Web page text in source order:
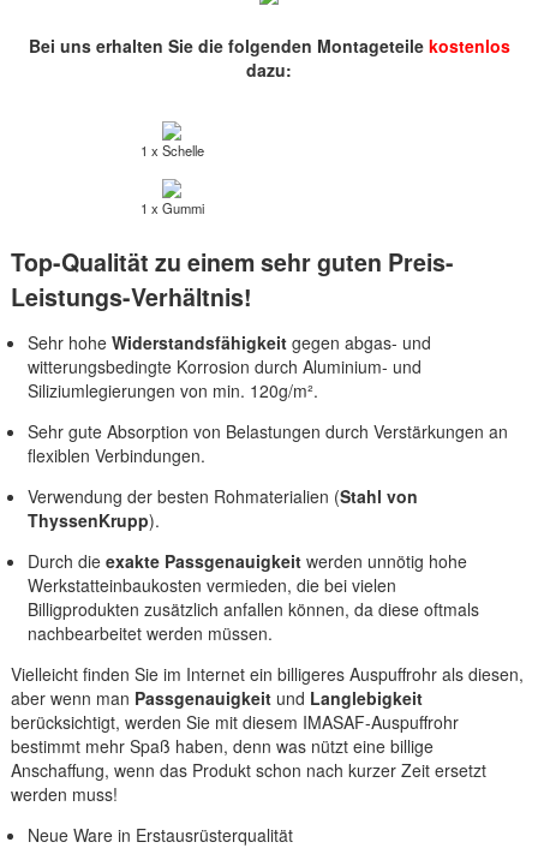
Bei uns erhalten Sie die folgenden Montageteile kostenlos
dazu:
1 x Schelle
1 x Gummi
Top-Qualität zu einem sehr guten Preis-
Leistungs-Verhältnis!
Sehr hohe Widerstandsfähigkeit gegen abgas- und
witterungsbedingte Korrosion durch Aluminium- und
Siliziumlegierungen von min. 120g/m².
Sehr gute Absorption von Belastungen durch Verstärkungen an
flexiblen Verbindungen.
Verwendung der besten Rohmaterialien (Stahl von
ThyssenKrupp).
Durch dieexakte Passgenauigkeitwerden unnötig hohe
Werkstatteinbaukosten vermieden, die bei vielen
Billigprodukten zusätzlich anfallen können, da diese oftmals
nachbearbeitet werden müssen.
Vielleicht finden Sie im Internet ein billigeres Auspuffrohr als diesen,
aber wenn man Passgenauigkeit und Langlebigkeit
berücksichtigt, werden Sie mit diesem IMASAF-Auspuffrohr
bestimmt mehr Spaß haben, denn was nützt eine billige
Anschaffung, wenn das Produkt schon nach kurzer Zeit ersetzt
werden muss!
Neue Ware in Erstausrüsterqualität